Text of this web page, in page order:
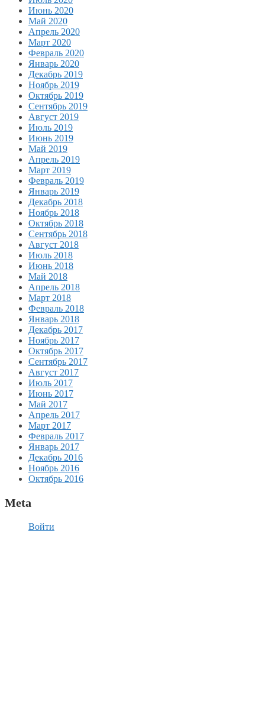
Июнь 2020
Май 2020
Апрель 2020
Март 2020
Февраль 2020
Январь 2020
Декабрь 2019
Ноябрь 2019
Октябрь 2019
Сентябрь 2019
Август 2019
Июль 2019
Июнь 2019
Май 2019
Апрель 2019
Март 2019
Февраль 2019
Январь 2019
Декабрь 2018
Ноябрь 2018
Октябрь 2018
Сентябрь 2018
Август 2018
Июль 2018
Июнь 2018
Май 2018
Апрель 2018
Март 2018
Февраль 2018
Январь 2018
Декабрь 2017
Ноябрь 2017
Октябрь 2017
Сентябрь 2017
Август 2017
Июль 2017
Июнь 2017
Май 2017
Апрель 2017
Март 2017
Февраль 2017
Январь 2017
Декабрь 2016
Ноябрь 2016
Октябрь 2016
Meta
Войти